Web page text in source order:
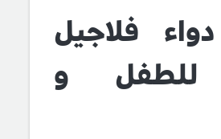
فلاجيل
للطفل و